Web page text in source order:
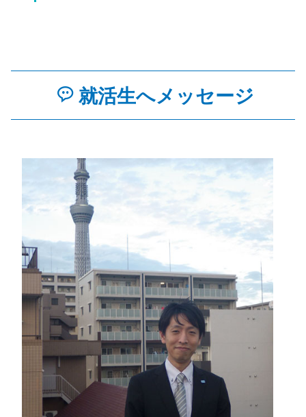
就活生へメッセージ